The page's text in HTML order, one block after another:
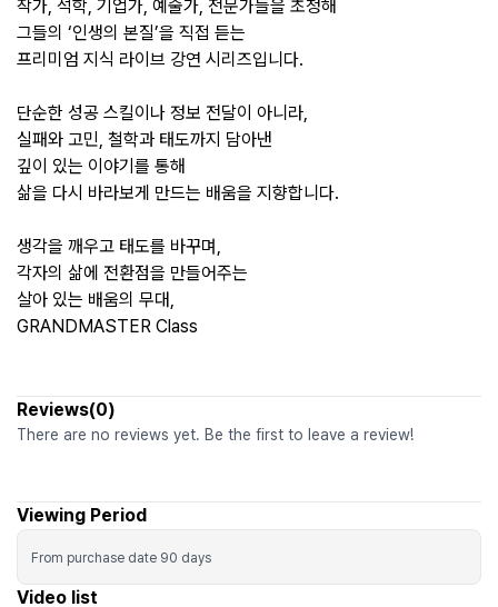
Viewing Period
From purchase date 90 days
Video list
작가, 석학, 기업가, 예술가, 전문가들을 초청해
그들의 ‘인생의 본질’을 직접 듣는
프리미엄 지식 라이브 강연 시리즈입니다.
단순한 성공 스킬이나 정보 전달이 아니라,
실패와 고민, 철학과 태도까지 담아낸
깊이 있는 이야기를 통해
삶을 다시 바라보게 만드는 배움을 지향합니다.
생각을 깨우고 태도를 바꾸며,
각자의 삶에 전환점을 만들어주는
살아 있는 배움의 무대,
GRANDMASTER Class
Reviews(0)
There are no reviews yet. Be the first to leave a review!